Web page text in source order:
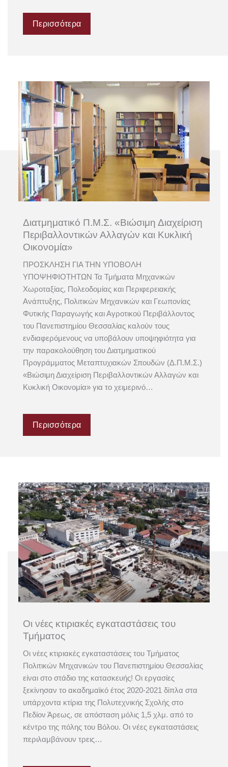
Περισσότερα
Διατμηματικό Π.Μ.Σ. «Βιώσιμη Διαχείριση
Περιβαλλοντικών Αλλαγών και Κυκλική
Οικονομία»
ΠΡΟΣΚΛΗΣΗ ΓΙΑ ΤΗΝ ΥΠΟΒΟΛΗ
ΥΠΟΨΗΦΙΟΤΗΤΩΝ Τα Τμήματα Μηχανικών
Χωροταξίας, Πολεοδομίας και Περιφερειακής
Ανάπτυξης, Πολιτικών Μηχανικών και Γεωπονίας
Φυτικής Παραγωγής και Αγροτικού Περιβάλλοντος
του Πανεπιστημίου Θεσσαλίας καλούν τους
ενδιαφερόμενους να υποβάλουν υποψηφιότητα για
την παρακολούθηση του Διατμηματικού
Προγράμματος Μεταπτυχιακών Σπουδών (Δ.Π.Μ.Σ.)
«Βιώσιμη Διαχείριση Περιβαλλοντικών Αλλαγών και
Κυκλική Οικονομία» για το χειμερινό…
Περισσότερα
Οι νέες κτιριακές εγκαταστάσεις του
Τμήματος
Oι νέες κτιριακές εγκαταστάσεις του Τμήματος
Πολιτικών Μηχανικών του Πανεπιστημίου Θεσσαλίας
είναι στο στάδιο της κατασκευής! Οι εργασίες
ξεκίνησαν το ακαδημαϊκό έτος 2020-2021 δίπλα στα
υπάρχοντα κτίρια της Πολυτεχνικής Σχολής στο
Πεδίον Άρεως, σε απόσταση μόλις 1,5 χλμ. από το
κέντρο της πόλης του Βόλου. Οι νέες εγκαταστάσεις
περιλαμβάνουν τρεις…